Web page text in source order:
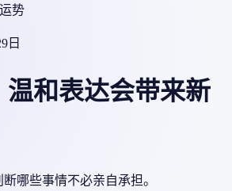
势
日
温和表达会带来新
哪些事情不必亲自承担。